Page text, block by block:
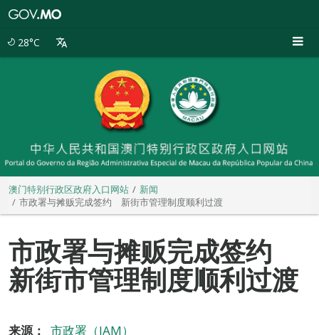
28°C
澳门特别行政区政府入口网站
新闻
市政署与摊贩完成签约 新街市管理制度顺利过渡
市政署与摊贩完成签约
新街市管理制度顺利过渡
来源：
市政署（IAM）